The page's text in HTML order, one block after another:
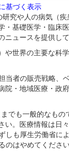
基づく表示
や人の病気（
基礎医学・臨床
ュースを提供して
世界の主要な科
者の販売戦略、
・地域医療・政
でも一般的なも
。医療情報は
も厚生労働省
はやめてくだ